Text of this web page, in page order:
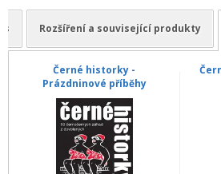
Rozšíření a související produkty
Černé historky -
Prázdninové příběhy